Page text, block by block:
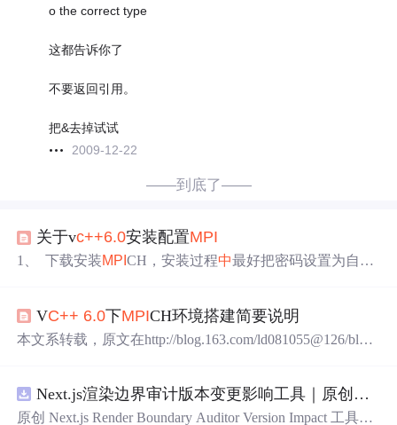
o the correct type
这都告诉你了
不要返回引用。
把&去掉试试
2009-12-22
——到底了——
关于vc++6.0安装配置MPI
1、 下载安装MPICH，安装过程中最好把密码设置为自己
单的测试，打开wmpirexec.exe在application中添加Program
Files (x86)\MPICH2\examples中 例子，选中“run in an separate
VC++ 6.0下MPICH环境搭建简要说明
本文系转载，原文在http://blog.163.com/ld081055@126/blog/
行 MPICH 学习实验参考，使用开发编译环境为V C++ 6.0
，MPICH版本是MPICH NT 1.2.5，有关多机环境下或是采
Next.js渲染边界审计版本变更影响工具｜原创源码+测试+离线报告
原创 Next.js Render Boundary Auditor Version Impact 工具，